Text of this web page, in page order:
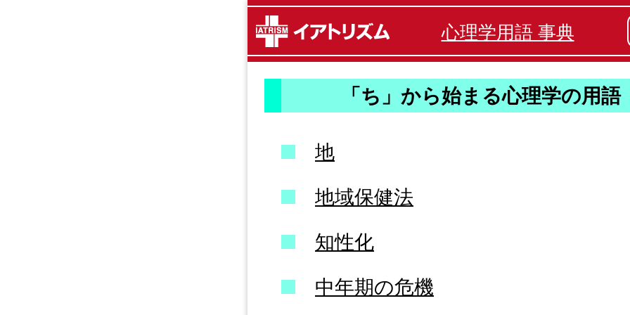
心理学用語 事典
「ち」から始まる心理学の用語
地
地域保健法
知性化
中年期の危機